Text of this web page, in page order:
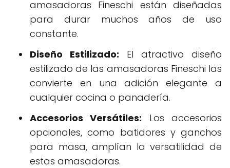
amasadoras Fineschi están diseñadas
para durar muchos años de uso
constante.
Diseño Estilizado: El atractivo diseño
estilizado de las amasadoras Fineschi las
convierte en una adición elegante a
cualquier cocina o panadería.
Accesorios Versátiles: Los accesorios
opcionales, como batidores y ganchos
para masa, amplían la versatilidad de
estas amasadoras.